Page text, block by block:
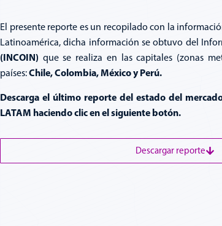
El presente reporte es un recopilado con la
Latinoamérica, dicha información se obtuvo del
(INCOIN) que se realiza en las capitales (zonas
países:Chile, Colombia, México y Perú.
Descarga el último reporte del estado del
LATAM haciendo clic en el siguiente botón.
Descargar reporte